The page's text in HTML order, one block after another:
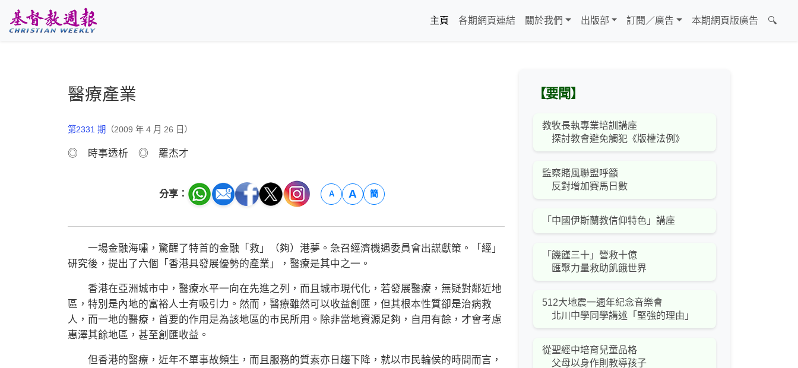
主頁
各期網頁連結 關於我們 出版部 訂閱／廣告 本期網頁版廣告 🔍
醫療產業
第2331 期 （2009 年 4 月 26 日）
◎ 時事透析 ◎ 羅杰才
分享： A A 簡
一場金融海嘯，驚醒了特首的金融「救」（夠）港夢。急召經濟機遇委員會出謀獻策。「經」
研究後，提出了六個「香港具發展優勢的產業」，醫療是其中之一。
香港在亞洲城市中，醫療水平一向在先進之列，而且城市現代化，若發展醫療，無疑對鄰近地
區，特別是內地的富裕人士有吸引力。然而，醫療雖然可以收益創匯，但其根本性質卻是治病救
人，而一地的醫療，首要的作用是為該地區的市民所用。除非當地資源足夠，自用有餘，才會考慮
惠澤其餘地區，甚至創匯收益。
但香港的醫療，近年不單事故頻生，而且服務的質素亦日趨下降，就以市民輪侯的時間而言，
【要聞】
教牧長執專業培訓講座
探討教會避免觸犯《版權法例》
監察賭風聯盟呼籲
反對增加賽馬日數
「中國伊斯蘭教信仰特色」講座
「饑饉三十」營救十億
匯聚力量救助飢餓世界
512大地震一週年紀念音樂會
北川中學同學講述「堅強的理由」
從聖經中培育兒童品格
父母以身作則教導孩子